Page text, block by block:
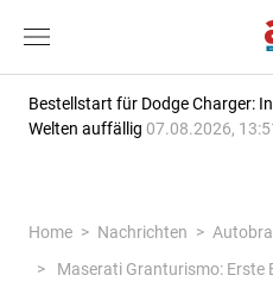
Bestellstart für Dodge Charger:
Welten auffällig 07.08.2026,
Home Nachrichten
Maserati Granturismo: Erste